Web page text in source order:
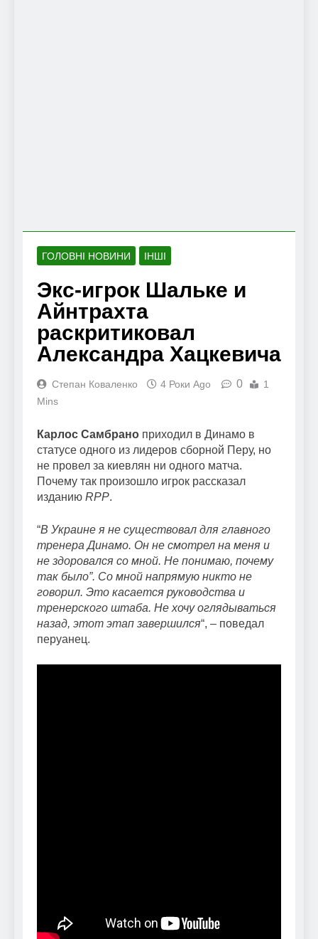
ГОЛОВНІ НОВИНИ ІНШІ
Экс-игрок Шальке и
Айнтрахта
раскритиковал
Александра Хацкевича
Степан Коваленко 4 Роки Ago 0
1
Mins
Карлос Самбрано приходил в Динамо в
статусе одного из лидеров сборной Перу, но
не провел за киевлян ни одного матча.
Почему так произошло игрок рассказал
изданию RPP.
“В Украине я не существовал для главного
тренера Динамо. Он не смотрел на меня и
не здоровался со мной. Не понимаю, почему
так было”. Со мной напрямую никто не
говорил. Это касается руководства и
тренерского штаба. Не хочу оглядываться
назад, этот этап завершился“, – поведал
перуанец.